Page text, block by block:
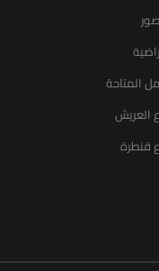
المتاحة
العريش
قنطرة